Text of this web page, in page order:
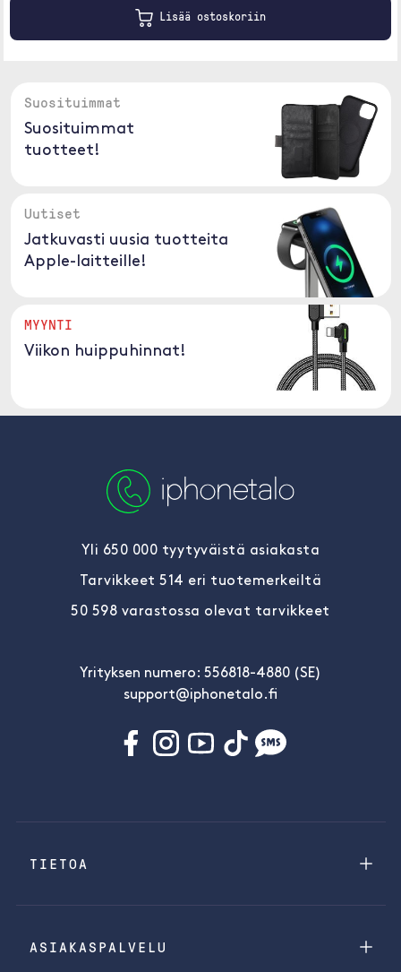
Lisää ostoskoriin
Suosituimmat
Suosituimmat
tuotteet!
Uutiset
Jatkuvasti uusia tuotteita
Apple-laitteille!
MYYNTI
Viikon huippuhinnat!
Yli 650 000 tyytyväistä asiakasta
Tarvikkeet 514 eri tuotemerkeiltä
50 598 varastossa olevat tarvikkeet
Yrityksen numero: 556818-4880 (SE)
support@iphonetalo.fi
TIETOA
ASIAKASPALVELU